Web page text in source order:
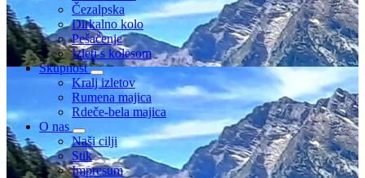
Čezalpska
Dirkalno kolo
Pešačenje
Izleti s kolesom
Skupnost
Kralj izletov
Rumena majica
Rdeče-bela majica
O nas
Naši cilji
Stik
Impresum